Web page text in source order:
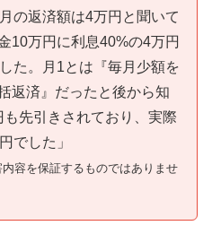
の返済額は4万円と聞いて
10万円に利息40%の4万円
た。月1とは『毎月少額を
返済』だったと後から知
先引きされており、実際
でした」
容を保証するものではありませ